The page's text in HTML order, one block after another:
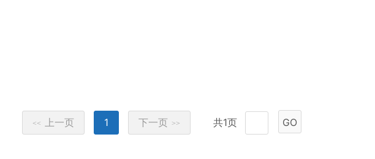
<< 上一页 1 下一页 >> 共1页 GO